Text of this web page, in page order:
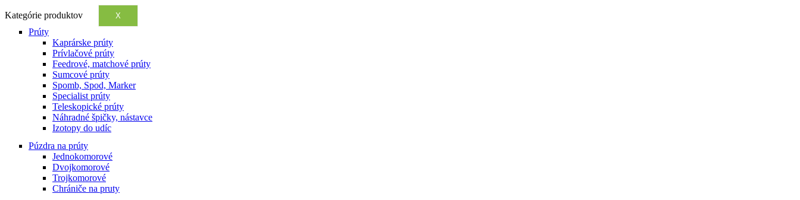
Kategórie produktov X
Prúty
Kaprárske prúty
Prívlačové prúty
Feedrové, matchové prúty
Sumcové prúty
Spomb, Spod, Marker
Specialist prúty
Teleskopické prúty
Náhradné špičky, nástavce
Izotopy do udíc
Púzdra na prúty
Jednokomorové
Dvojkomorové
Trojkomorové
Chrániče na pruty